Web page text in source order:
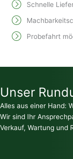
Schnelle
Probefahrt
Unser
Alles aus einer Hand:
Wir sind Ihr
Verkauf, Wartung und